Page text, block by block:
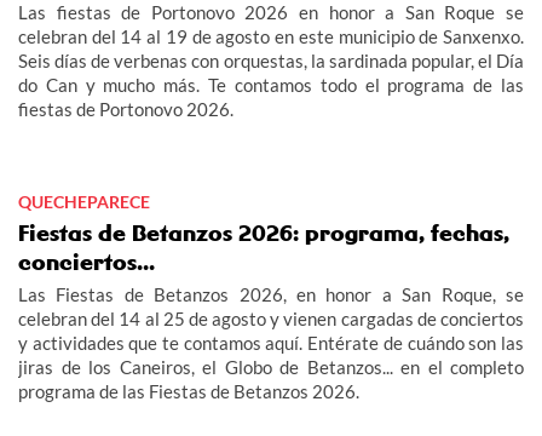
Las fiestas de Portonovo 2026 en honor a San Roque se
celebran del 14 al 19 de agosto en este municipio de Sanxenxo.
Seis días de verbenas con orquestas, la sardinada popular, el Día
do Can y mucho más. Te contamos todo el programa de las
fiestas de Portonovo 2026.
QUECHEPARECE
Fiestas de Betanzos 2026: programa, fechas,
conciertos...
Las Fiestas de Betanzos 2026, en honor a San Roque, se
celebran del 14 al 25 de agosto y vienen cargadas de conciertos
y actividades que te contamos aquí. Entérate de cuándo son las
jiras de los Caneiros, el Globo de Betanzos... en el completo
programa de las Fiestas de Betanzos 2026.